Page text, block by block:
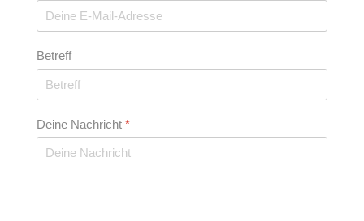
Betreff
Deine Nachricht *